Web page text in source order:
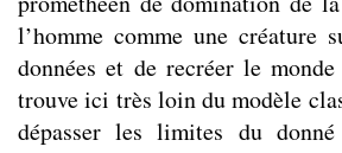
l’homme comme une créature
données et de recréer le
trouve ici très loin du modèle
dépasser les limites du